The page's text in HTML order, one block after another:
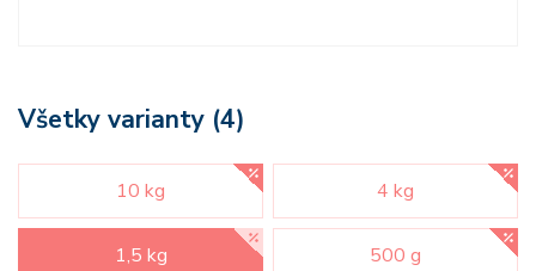
Všetky varianty (4)
10 kg 4 kg
1,5 kg 500 g